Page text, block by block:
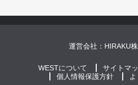
運営会社： HIRAKU
WESTについて サイトマ
個人情報保護方針